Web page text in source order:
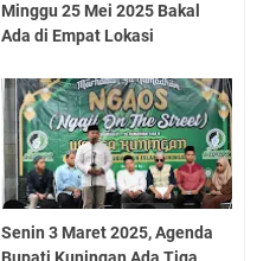
Minggu 25 Mei 2025 Bakal
Ada di Empat Lokasi
Senin 3 Maret 2025, Agenda